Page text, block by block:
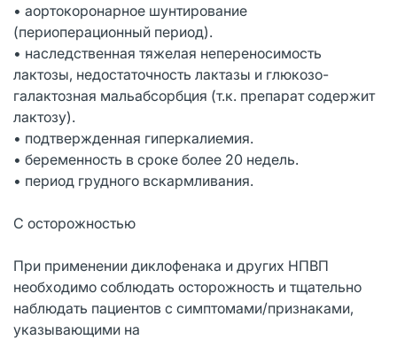
• аортокоронарное шунтирование
(периоперационный период).
• наследственная тяжелая непереносимость
лактозы, недостаточность лактазы и глюкозо-
галактозная мальабсорбция (т.к. препарат содержит
лактозу).
• подтвержденная гиперкалиемия.
• беременность в сроке более 20 недель.
• период грудного вскармливания.
С осторожностью
При применении диклофенака и других НПВП
необходимо соблюдать осторожность и тщательно
наблюдать пациентов с симптомами/признаками,
указывающими на